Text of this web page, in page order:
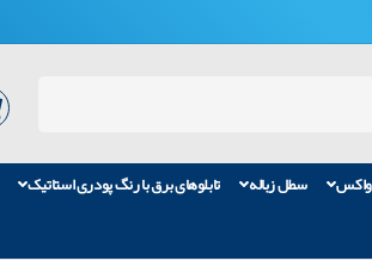
سطل زباله تابلوهای برق با رنگ پودری استاتیک